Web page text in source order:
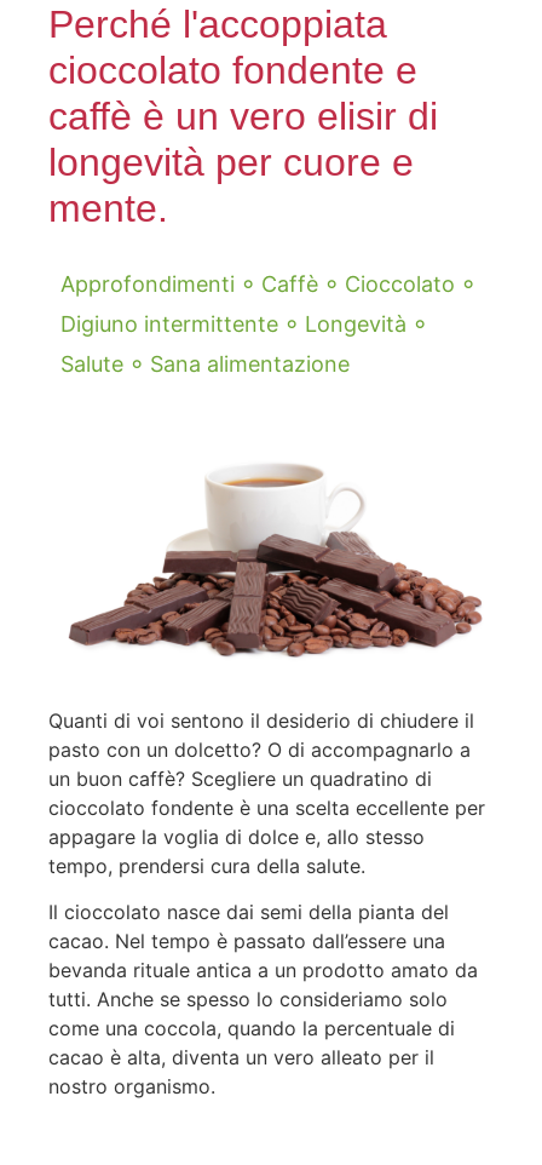
Perché l'accoppiata
cioccolato fondente e
caffè è un vero elisir di
longevità per cuore e
mente.
Approfondimenti ◦ Caffè ◦ Cioccolato ◦
Digiuno intermittente ◦ Longevità ◦
Salute ◦ Sana alimentazione
Quanti di voi sentono il desiderio di chiudere il
pasto con un dolcetto? O di accompagnarlo a
un buon caffè? Scegliere un quadratino di
cioccolato fondente è una scelta eccellente per
appagare la voglia di dolce e, allo stesso
tempo, prendersi cura della salute.
Il cioccolato nasce dai semi della pianta del
cacao. Nel tempo è passato dall’essere una
bevanda rituale antica a un prodotto amato da
tutti. Anche se spesso lo consideriamo solo
come una coccola, quando la percentuale di
cacao è alta, diventa un vero alleato per il
nostro organismo.